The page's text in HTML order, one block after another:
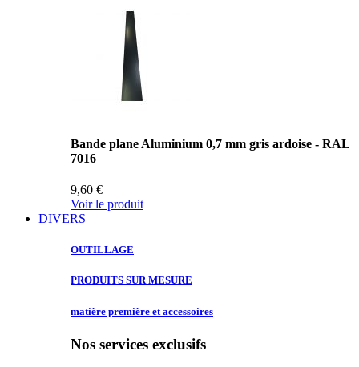
Bande plane Aluminium 0,7 mm gris ardoise - RAL
7016
9,60 €
Voir le produit
DIVERS
OUTILLAGE
PRODUITS SURMESURE
matière première et accessoires
Nos services exclusifs